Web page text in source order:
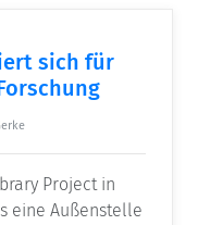
sich für
Project in
eine Außenstelle